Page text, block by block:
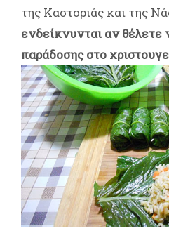
της Καστοριάς και της
ενδείκνυνται αν
παράδοσης στο